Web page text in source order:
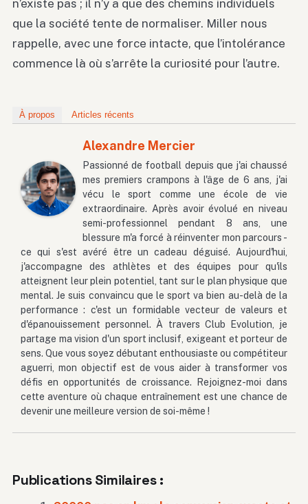
n’existe pas ; il n’y a que des chemins individuels
que la société tente de normaliser. Miller nous
rappelle, avec une force intacte, que l’intolérance
commence là où s’arrête la curiosité pour l’autre.
À propos Articles récents
Alexandre Mercier
Passionné de football depuis que j'ai chaussé
mes premiers crampons à l'âge de 6 ans, j'ai
vécu le sport comme une école de vie
extraordinaire. Après avoir évolué en niveau
semi-professionnel pendant 8 ans, une
blessure m'a forcé à réinventer mon parcours -
ce qui s'est avéré être un cadeau déguisé. Aujourd'hui,
j'accompagne des athlètes et des équipes pour qu'ils
atteignent leur plein potentiel, tant sur le plan physique que
mental. Je suis convaincu que le sport va bien au-delà de la
performance : c'est un formidable vecteur de valeurs et
d'épanouissement personnel. À travers Club Evolution, je
partage ma vision d'un sport inclusif, exigeant et porteur de
sens. Que vous soyez débutant enthousiaste ou compétiteur
aguerri, mon objectif est de vous aider à transformer vos
défis en opportunités de croissance. Rejoignez-moi dans
cette aventure où chaque entraînement est une chance de
devenir une meilleure version de soi-même !
Publications Similaires :